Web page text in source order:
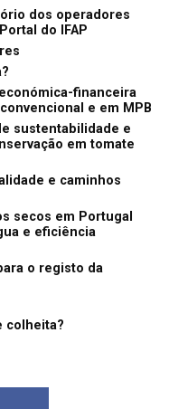
dos operadores
do IFAP
financeira
e em MPB
sustentabilidade e
em tomate
e caminhos
secos em Portugal
e eficiência
o registo da
colheita?